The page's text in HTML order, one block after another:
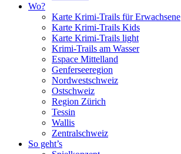
Wo?
Karte Krimi-Trails für Erwachsene
Karte Krimi-Trails Kids
Karte Krimi-Trails light
Krimi-Trails am Wasser
Espace Mittelland
Genferseeregion
Nordwestschweiz
Ostschweiz
Region Zürich
Tessin
Wallis
Zentralschweiz
So geht’s